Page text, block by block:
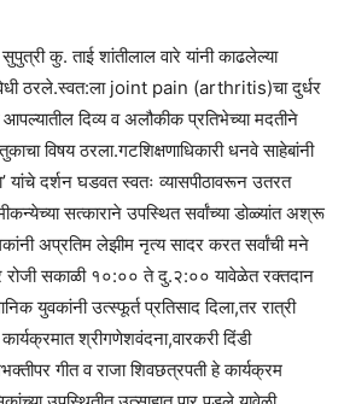
कु. ताई शांतीलाल वारे यांनी काढलेल्या
ठरले.स्वत:ला joint pain (arthritis)चा दुर्धर
दिव्य व अलौकीक प्रतिभेच्या मदतीने
विषय ठरला.गटशिक्षणाधिकारी धनवे साहेबांनी
यांचे दर्शन घडवत स्वतः व्यासपीठावरून उतरत
सत्काराने उपस्थित सर्वांच्या डोळ्यांत अश्रू
अप्रतिम लेझीम नृत्य सादर करत सर्वांची मने
रोजी सकाळी १०:०० ते दु.२:०० यावेळेत रक्तदान
युवकांनी उत्स्फूर्त प्रतिसाद दिला,तर रात्री
श्रीगणेशवंदना,वारकरी दिंडी
गीत व राजा शिवछत्रपती हे कार्यक्रम